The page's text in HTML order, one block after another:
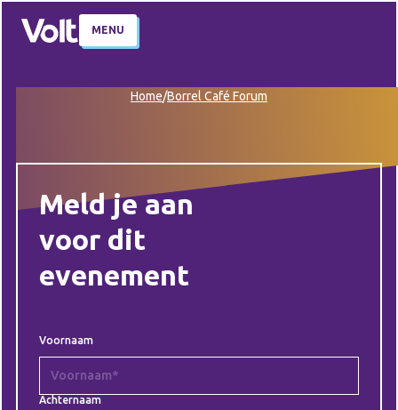
MENU
Home/Borrel Café Forum
Meld je aan
voor dit
evenement
Voornaam
Achternaam